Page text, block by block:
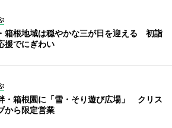
箱根地域は穏やかな三が日を迎える 初詣
援でにぎわい
・箱根園に「雪・そり遊び広場」 クリス
から限定営業